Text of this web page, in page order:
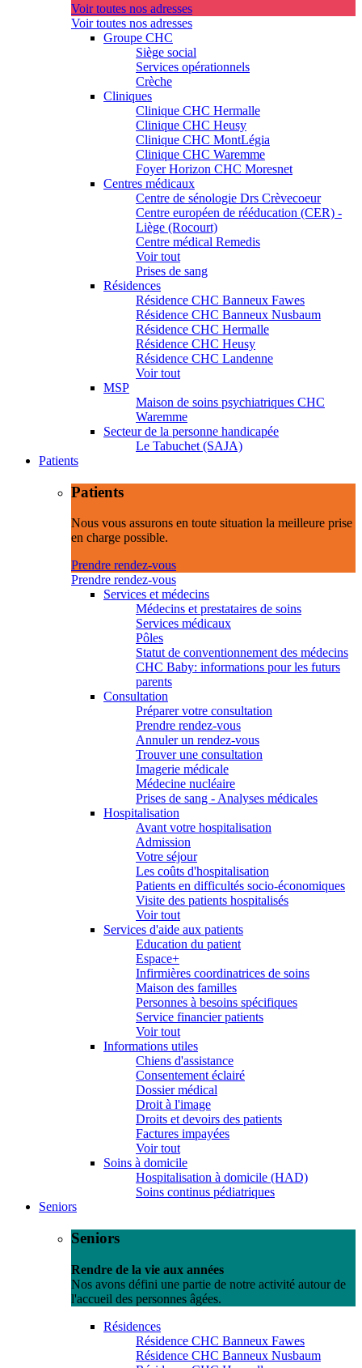
Voir toutes nos adresses
Voir toutes nos adresses
Groupe CHC
Siège social
Services opérationnels
Crèche
Cliniques
Clinique CHC Hermalle
Clinique CHC Heusy
Clinique CHC MontLégia
Clinique CHC Waremme
Foyer Horizon CHC Moresnet
Centres médicaux
Centre de sénologie Drs Crèvecoeur
Centre européen de rééducation (CER) -
Liège (Rocourt)
Centre médical Remedis
Voir tout
Prises de sang
Résidences
Résidence CHC Banneux Fawes
Résidence CHC Banneux Nusbaum
Résidence CHC Hermalle
Résidence CHC Heusy
Résidence CHC Landenne
Voir tout
MSP
Maison de soins psychiatriques CHC
Waremme
Secteur de la personne handicapée
Le Tabuchet (SAJA)
Patients
Patients
Nous vous assurons en toute situation la meilleure prise
en charge possible.
Prendre rendez-vous
Prendre rendez-vous
Services et médecins
Médecins et prestataires de soins
Services médicaux
Pôles
Statut de conventionnement des médecins
CHC Baby: informations pour les futurs
parents
Consultation
Préparer votre consultation
Prendre rendez-vous
Annuler un rendez-vous
Trouver une consultation
Imagerie médicale
Médecine nucléaire
Prises de sang - Analyses médicales
Hospitalisation
Avant votre hospitalisation
Admission
Votre séjour
Les coûts d'hospitalisation
Patients en difficultés socio-économiques
Visite des patients hospitalisés
Voir tout
Services d'aide aux patients
Education du patient
Espace+
Infirmières coordinatrices de soins
Maison des familles
Personnes à besoins spécifiques
Service financier patients
Voir tout
Informations utiles
Chiens d'assistance
Consentement éclairé
Dossier médical
Droit à l'image
Droits et devoirs des patients
Factures impayées
Voir tout
Soins à domicile
Hospitalisation à domicile (HAD)
Soins continus pédiatriques
Seniors
Seniors
Rendre de la vie aux années
Nos avons défini une partie de notre activité autour de
l'accueil des personnes âgées.
Résidences
Résidence CHC Banneux Fawes
Résidence CHC Banneux Nusbaum